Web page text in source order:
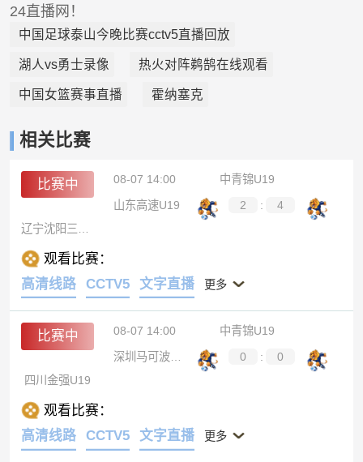
24直播网！
中国足球泰山今晚比赛cctv5直播回放
湖人vs勇士录像 热火对阵鹈鹄在线观看
中国女篮赛事直播 霍纳塞克
相关比赛
比赛中 08-07 14:00
中青锦U19
山东高速U19
2 :
4
观看比赛：
高清线路
CCTV5 文字直播 更多
比赛中 08-07 14:00
中青锦U19
深圳马可波罗U19
0 :
0
四川金强U19
观看比赛：
高清线路
CCTV5 文字直播 更多